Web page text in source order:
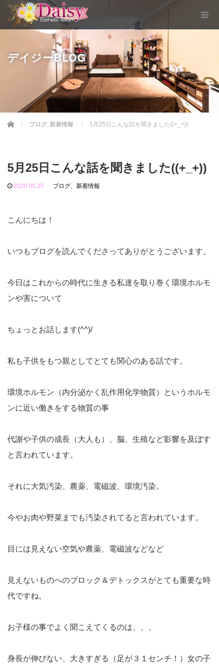
デイジーBLOG
Home ブログ, 新着情報 5月25日こんな話を聞きました((+_+))
5月25日こんな話を聞きました((+_+))
2020.05.25 ブログ、 新着情報
こんにちは！
いつもブログを読んでくださってありがとうございます。
今日はこれからの時代に生きる私達を取り巻く環境ホルモ
ンや害について
ちょっとお話します(^^)/
私も子供をもつ親としてとても関心のある話です。
環境ホルモン（内分泌かく乱作用化学物質）というホルモ
ンに近い働きをする物質の事
代謝や子供の成長（大人も）、脳、生殖など影響を及ぼす
と言われています。
それに大気汚染、農薬、電磁波、環境汚染。
今やお肉や野菜までも汚染されてると言われています。
目には見えない空気や農薬、電磁波などなど
見えないものへのブロック＆デトックスがとても重要な時
代ですね。
お子様の事でよく聞こえてくるのは、、、
身長が伸びない、大きすぎる（足が３１センチ！）女の子